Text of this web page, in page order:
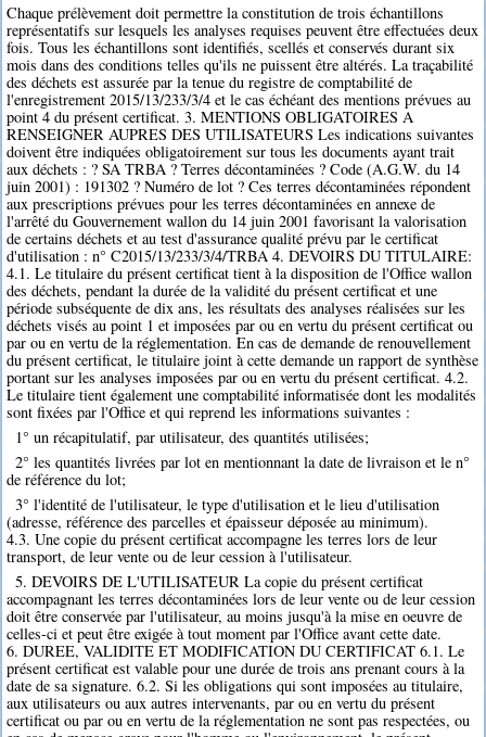
Chaque prélèvement doit permettre la constitution de trois échantillons
représentatifs sur lesquels les analyses requises peuvent être effectuées deux
fois. Tous les échantillons sont identifiés, scellés et conservés durant six
mois dans des conditions telles qu'ils ne puissent être altérés. La traçabilité
des déchets est assurée par la tenue du registre de comptabilité de
l'enregistrement 2015/13/233/3/4 et le cas échéant des mentions prévues au
point 4 du présent certificat. 3. MENTIONS OBLIGATOIRES A
RENSEIGNER AUPRES DES UTILISATEURS Les indications suivantes
doivent être indiquées obligatoirement sur tous les documents ayant trait
aux déchets : ? SA TRBA ? Terres décontaminées ? Code (A.G.W. du 14
juin 2001) : 191302 ? Numéro de lot ? Ces terres décontaminées répondent
aux prescriptions prévues pour les terres décontaminées en annexe de
l'arrêté du Gouvernement wallon du 14 juin 2001 favorisant la valorisation
de certains déchets et au test d'assurance qualité prévu par le certificat
d'utilisation : n° C2015/13/233/3/4/TRBA 4. DEVOIRS DU TITULAIRE:
4.1. Le titulaire du présent certificat tient à la disposition de l'Office wallon
des déchets, pendant la durée de la validité du présent certificat et une
période subséquente de dix ans, les résultats des analyses réalisées sur les
déchets visés au point 1 et imposées par ou en vertu du présent certificat ou
par ou en vertu de la réglementation. En cas de demande de renouvellement
du présent certificat, le titulaire joint à cette demande un rapport de synthèse
portant sur les analyses imposées par ou en vertu du présent certificat. 4.2.
Le titulaire tient également une comptabilité informatisée dont les modalités
sont fixées par l'Office et qui reprend les informations suivantes :
1° un récapitulatif, par utilisateur, des quantités utilisées;
2° les quantités livrées par lot en mentionnant la date de livraison et le n°
de référence du lot;
3° l'identité de l'utilisateur, le type d'utilisation et le lieu d'utilisation
(adresse, référence des parcelles et épaisseur déposée au minimum).
4.3. Une copie du présent certificat accompagne les terres lors de leur
transport, de leur vente ou de leur cession à l'utilisateur.
5. DEVOIRS DE L'UTILISATEUR La copie du présent certificat
accompagnant les terres décontaminées lors de leur vente ou de leur cession
doit être conservée par l'utilisateur, au moins jusqu'à la mise en oeuvre de
celles-ci et peut être exigée à tout moment par l'Office avant cette date.
6. DUREE, VALIDITE ET MODIFICATION DU CERTIFICAT 6.1. Le
présent certificat est valable pour une durée de trois ans prenant cours à la
date de sa signature. 6.2. Si les obligations qui sont imposées au titulaire,
aux utilisateurs ou aux autres intervenants, par ou en vertu du présent
certificat ou par ou en vertu de la réglementation ne sont pas respectées, ou